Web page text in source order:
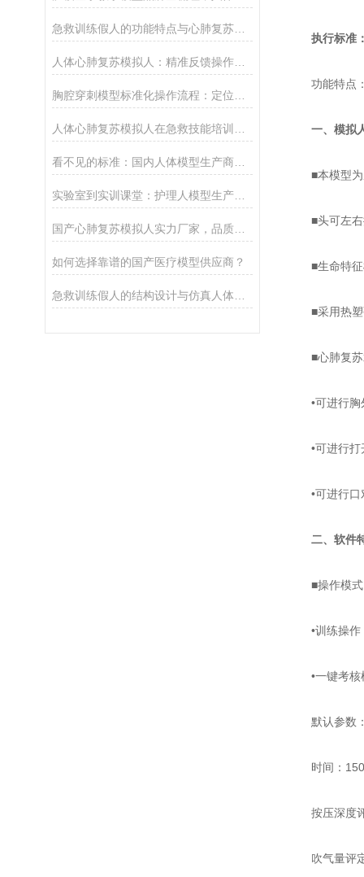
急救训练假人的功能特点与心肺复苏实操应用
人体心肺复苏模拟人：精准反馈操作，助力急救培训提质
实验室到实训课堂：护理人模型生产企业的产品落地与用户反馈
如何选择靠谱的国产医疗模型供应商？
执行标准
功能特点：(
一、模拟
■本模型为成
■头可左右
■生命特征
■采用热塑
■心肺复苏
•可进行胸
•可进行打
•可进行口对
二、软件
■操作模式
•训练操作：
•一键考核模
默认参数
时间：150
按压深度评
吹气量评定